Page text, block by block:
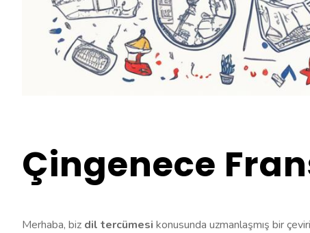
Çingenece
Merhaba, biz dil tercümesi konusunda uzmanlaşmış bir